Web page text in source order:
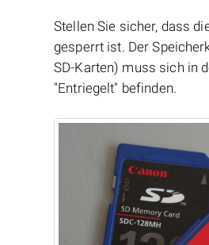
Stellen Sie sicher, dass
gesperrt ist. Der
SD-Karten) muss sich in
"Entriegelt" befinden.